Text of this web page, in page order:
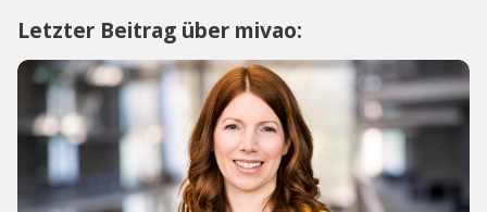
Letzter Beitrag über mivao: